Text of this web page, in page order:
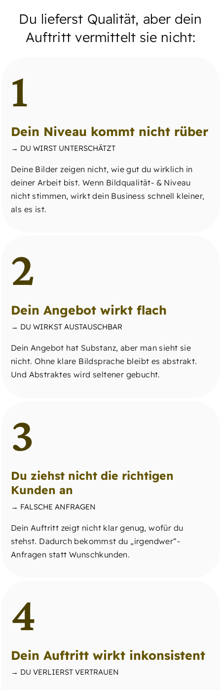
Du lieferst Qualität, aber dein
Auftritt vermittelt sie nicht:
1
Dein Niveau kommt nicht rüber
→ DU WIRST UNTERSCHÄTZT
Deine Bilder zeigen nicht, wie gut du wirklich in
deiner Arbeit bist. Wenn Bildqualität- & Niveau
nicht stimmen, wirkt dein Business schnell kleiner,
als es ist.
2
Dein Angebot wirkt flach
→ DU WIRKST AUSTAUSCHBAR
Dein Angebot hat Substanz, aber man sieht sie
nicht. Ohne klare Bildsprache bleibt es abstrakt.
Und Abstraktes wird seltener gebucht.
3
Du ziehst nicht die richtigen
Kunden an
→ FALSCHE ANFRAGEN
Dein Auftritt zeigt nicht klar genug, wofür du
stehst. Dadurch bekommst du „irgendwer“-
Anfragen statt Wunschkunden.
4
Dein Auftritt wirkt inkonsistent
→ DU VERLIERST VERTRAUEN